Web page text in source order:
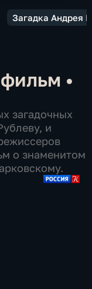
Загадка Андрея
•
загадочных
и
о знаменитом